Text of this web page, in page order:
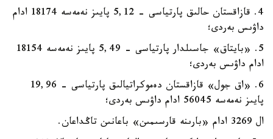
4. قازاقستان حالىق پارتياسى - 5,12 پايىز نەمەسە 18174 ادام
داۋىس بەردى؛
5. «بايتاق» جاسىلدار پارتياسى - 5,49 پايىز نەمەسە 18154
ادام داۋىس بەردى؛
6. «اق جول» قازاقستان دەموكراتيالىق پارتياسى - 19,96
پايىز نەمەسە 56045 ادام داۋىس بەردى؛
ال 3269 ادام «بارىنە قارسىمىن» باعانىن تاڭداعان.